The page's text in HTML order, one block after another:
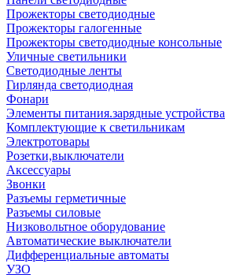
Прожекторы светодиодные
Прожекторы галогенные
Прожекторы светодиодные консольные
Уличные светильники
Светодиодные ленты
Гирлянда светодиодная
Фонари
Элементы питания.зарядные устройства
Комплектующие к светильникам
Электротовары
Розетки,выключатели
Аксессуары
Звонки
Разъемы герметичные
Разъемы силовые
Низковольтное оборудование
Автоматические выключатели
Дифференциальные автоматы
УЗО